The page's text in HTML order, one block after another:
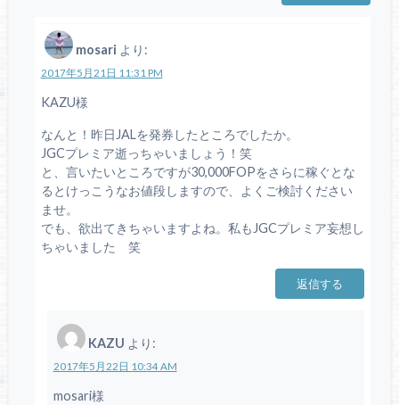
mosari より:
2017年5月21日 11:31 PM
KAZU様
なんと！昨日JALを発券したところでしたか。
JGCプレミア逝っちゃいましょう！笑
と、言いたいところですが30,000FOPをさらに稼ぐとな
るとけっこうなお値段しますので、よくご検討ください
ませ。
でも、欲出てきちゃいますよね。私もJGCプレミア妄想し
ちゃいました 笑
返信する
KAZU より:
2017年5月22日 10:34 AM
mosari様